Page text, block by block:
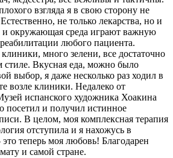
взгляда я в свою сторону не
не только лекарства, но и
и окружающая среда играют важную
любого пациента.
много зелени, все достаточно
Вкусная еда, можно было
выбор, я даже несколько раз ходил в
возле клиники. Недалеко от
испанского художника Хоакина
посетил и получил истинное
В целом, моя комплексная терапия
отступила и я нахожусь в
теперь моя любовь! Благодарен
и самой стране.